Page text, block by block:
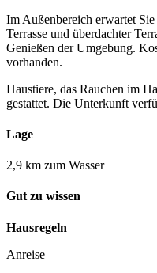
Im Außenbereich erwartet
Terrasse und überdachter
Genießen der Umgebung.
vorhanden.
Haustiere, das Rauchen im
gestattet. Die Unterkunft
Lage
2,9 km zum Wasser
Gut zu wissen
Hausregeln
Anreise